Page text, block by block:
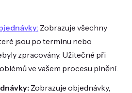
Zobrazuje všechny
jsou po termínu nebo
zpracovány. Užitečné při
ve vašem procesu plnění.
Zobrazuje objednávky,